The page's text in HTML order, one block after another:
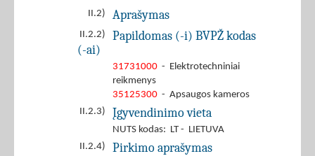
II.2)
Aprašymas
II.2.2)
Papildomas (-i) BVPŽ kodas
(-ai)
31731000 - Elektrotechniniai
reikmenys
35125300 - Apsaugos kameros
II.2.3)
Įgyvendinimo vieta
NUTS kodas: LT - LIETUVA
II.2.4)
Pirkimo aprašymas